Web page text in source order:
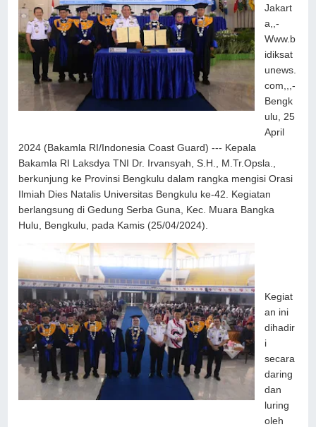
Jakart
a,,-
Www.b
idiksat
unews.
com,,,-
Bengk
ulu, 25
April
2024 (Bakamla RI/Indonesia Coast Guard) --- Kepala
Bakamla RI Laksdya TNI Dr. Irvansyah, S.H., M.Tr.Opsla.,
berkunjung ke Provinsi Bengkulu dalam rangka mengisi Orasi
Ilmiah Dies Natalis Universitas Bengkulu ke-42. Kegiatan
berlangsung di Gedung Serba Guna, Kec. Muara Bangka
Hulu, Bengkulu, pada Kamis (25/04/2024).
Kegiat
an ini
dihadir
i
secara
daring
dan
luring
oleh